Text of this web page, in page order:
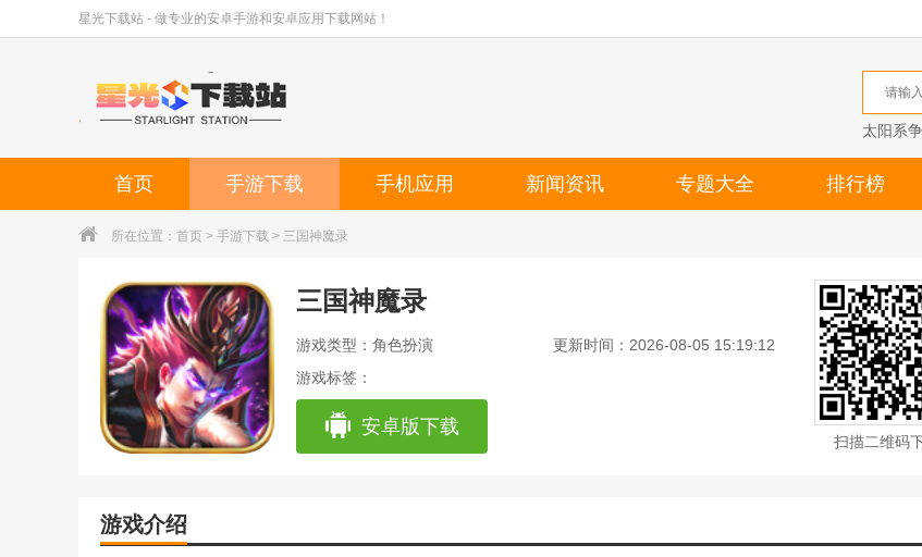
星光下载站 - 做专业的安卓手游和安卓应用下载网站！
太阳系
首页 手游下载 手机应用 新闻资讯 专题大全 排行榜
所在位置： 首页 > 手游下载 > 三国神魔录
三国神魔录
游戏类型：角色扮演
更新时间：2026-08-05 15:19:12
游戏标签：
安卓版下载
扫描二维码
游戏介绍